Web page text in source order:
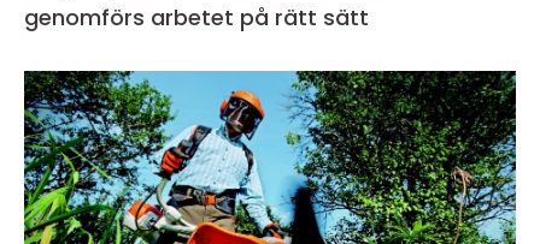
genomförs arbetet på rätt sätt